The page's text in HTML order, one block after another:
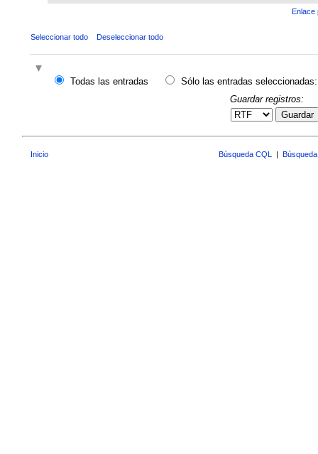
Enlace
Seleccionar todo Deseleccionar todo
Todas las entradas
Sólo las entradas seleccionadas:
Guardar registros:
Guardar
Inicio Búsqueda CQL